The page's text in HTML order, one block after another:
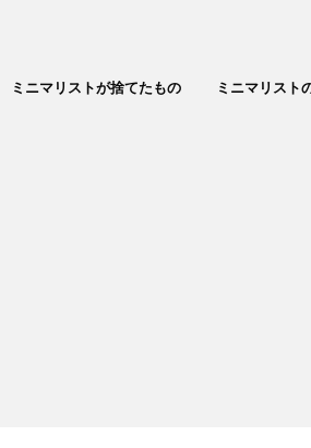
ミニマリストが捨てたもの ミニマリスト